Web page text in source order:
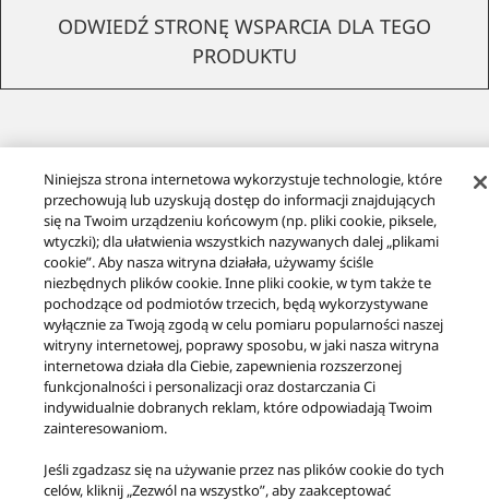
ODWIEDŹ STRONĘ WSPARCIA DLA TEGO
PRODUKTU
Pobierz informacje o ekoprojekcie
Produkty
Klasa Premium
Gramofon z napędem bezpośrednim SL-1500C
SL-1500CS
Facebook X YouTube
Instagram
Polityka plików cookie
Ułatwienia dostępu
Zgłoś bariery
Ustawa UE o danych
Niniejsza strona internetowa wykorzystuje technologie, które
przechowują lub uzyskują dostęp do informacji znajdujących
się na Twoim urządzeniu końcowym (np. pliki cookie, piksele,
wtyczki); dla ułatwienia wszystkich nazywanych dalej „plikami
cookie”. Aby nasza witryna działała, używamy ściśle
niezbędnych plików cookie. Inne pliki cookie, w tym także te
pochodzące od podmiotów trzecich, będą wykorzystywane
wyłącznie za Twoją zgodą w celu pomiaru popularności naszej
witryny internetowej, poprawy sposobu, w jaki nasza witryna
internetowa działa dla Ciebie, zapewnienia rozszerzonej
funkcjonalności i personalizacji oraz dostarczania Ci
indywidualnie dobranych reklam, które odpowiadają Twoim
zainteresowaniom.
Jeśli zgadzasz się na używanie przez nas plików cookie do tych
celów, kliknij „Zezwól na wszystko”, aby zaakceptować